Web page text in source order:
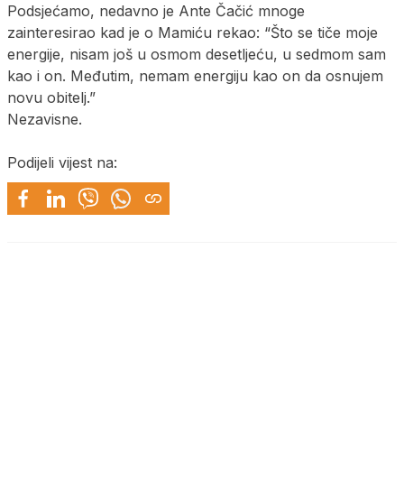
Podsjećamo, nedavno je Ante Čačić mnoge
zainteresirao kad je o Mamiću rekao: “Što se tiče moje
energije, nisam još u osmom desetljeću, u sedmom sam
kao i on. Međutim, nemam energiju kao on da osnujem
novu obitelj.”
Nezavisne.
Podijeli vijest na: